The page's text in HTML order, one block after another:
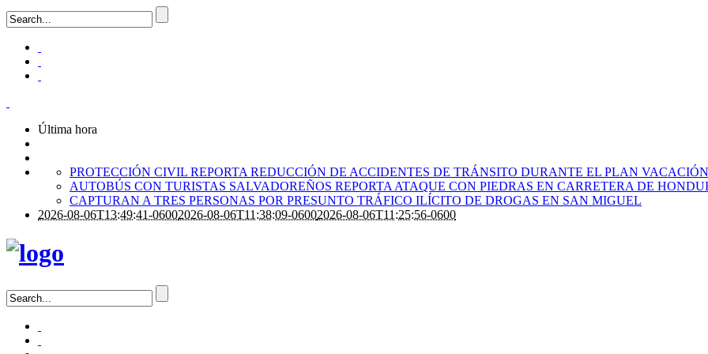
Última hora
PROTECCIÓN CIVIL REPORTA REDUCCIÓN DE ACCIDENTES DE TRÁNSITO DURANTE EL PLAN
AUTOBÚS CON TURISTAS SALVADOREÑOS REPORTA ATAQUE CON PIEDRAS EN CARRETERA DE
CAPTURAN A TRES PERSONAS POR PRESUNTO TRÁFICO ILÍCITO DE DROGAS EN SAN MIGUEL
2026-08-06T13:49:41-06002026-08-06T11:38:09-06002026-08-06T11:25:56-0600